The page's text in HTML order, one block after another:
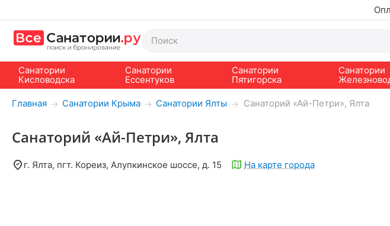
Санатории
Кисловодска
Санатории
Ессентуков
Санатории
Пятигорска
Санатории
Главная → Санатории Крыма → Санатории Ялты → Санаторий «Ай-Петри», Ялта
Санаторий «Ай-Петри», Ялта
г. Ялта, пгт. Кореиз, Алупкинское шоссе, д. 15 На карте города